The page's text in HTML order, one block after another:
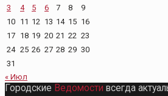
3
4 5 6 7 8
9
10 11 12 13 14 15 16
17 18 19 20 21 22 23
24 25 26 27 28 29 30
31
« Июл
Городские Ведомости всегда